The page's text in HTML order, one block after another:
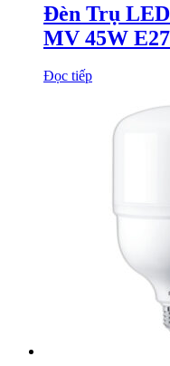
Đèn Trụ
MV 45W
Đọc tiếp